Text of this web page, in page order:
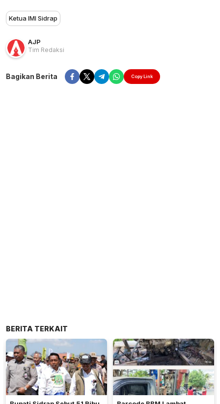
Ketua IMI Sidrap
AJP
Tim Redaksi
Bagikan Berita Copy Link
BERITA TERKAIT